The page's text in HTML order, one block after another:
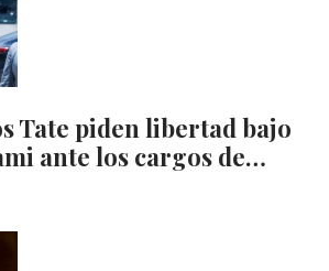
Tate piden libertad bajo
ante los cargos de…